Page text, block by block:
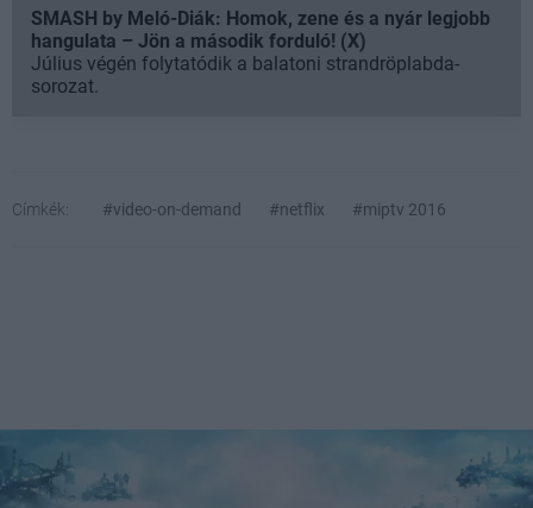
SMASH by Meló-Diák: Homok, zene és a nyár legjobb
hangulata – Jön a második forduló! (X)
Július végén folytatódik a balatoni strandröplabda-
sorozat.
Címkék: #video-on-demand #netflix #miptv 2016